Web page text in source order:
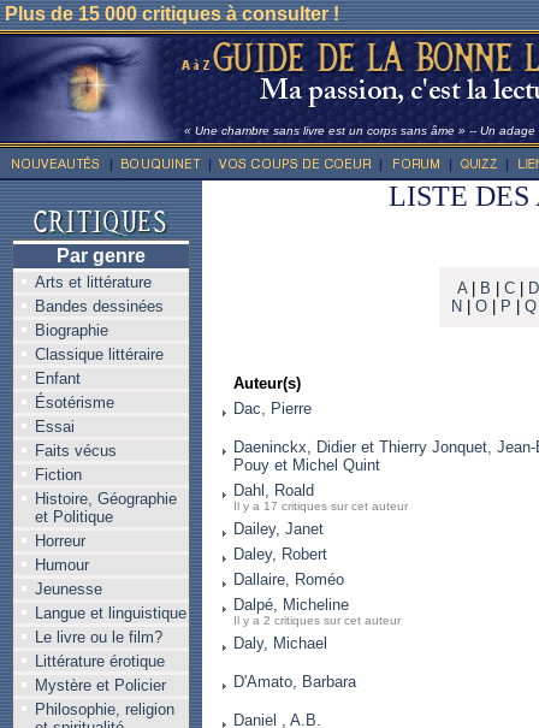
Plus de 15 000 critiques à consulter !
« Une chambre sans livre est un corps sans âme » -- Un adage
Par genre
Arts et littérature
Bandes dessinées
Biographie
Classique littéraire
Enfant
Ésotérisme
Essai
Faits vécus
Fiction
Histoire, Géographie
et Politique
Horreur
Humour
Jeunesse
Langue et linguistique
Le livre ou le film?
Littérature érotique
Mystère et Policier
Philosophie, religion
LISTE DES
A| B C
D
N
O| P Q
Auteur(s)
Dac, Pierre
Daeninckx, Didier et Thierry Jonquet, Jean-
Pouy et Michel Quint
Dahl, Roald
Il y a 17 critiques sur cet auteur
Dailey, Janet
Daley, Robert
Dallaire, Roméo
Dalpé, Micheline
Il y a 2 critiques sur cet auteur
Daly, Michael
D'Amato, Barbara
Daniel , A.B.